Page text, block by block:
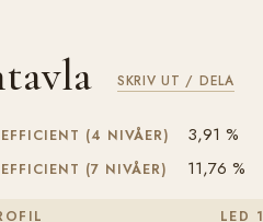
SKRIV UT / DELA
(4 NIVÅER) 3,91 %
(7 NIVÅER) 11,76 %
LED 1